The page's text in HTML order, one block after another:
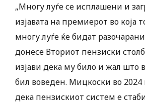
„Многу луѓе се исплашени и
изјавата на премиерот во која
многу луѓе ќе бидат
донесе Вториот пензиски
изјави дека му било и жал што
бил воведен. Мицкоски во 2024
дека пензискиот систем е